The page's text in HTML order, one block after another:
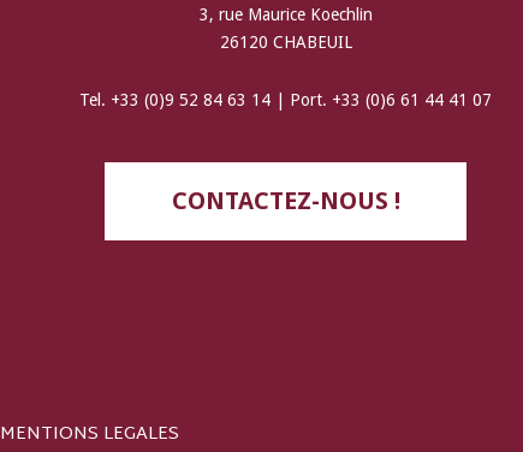
3, rue Maurice Koechlin
26120 CHABEUIL
Tel. +33 (0)9 52 84 63 14 | Port. +33 (0)6 61 44 41 07
CONTACTEZ-NOUS !
MENTIONS LEGALES